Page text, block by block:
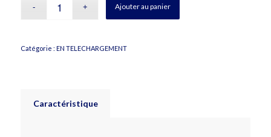
Ajouter au panier
Catégorie : EN TELECHARGEMENT
Caractéristique